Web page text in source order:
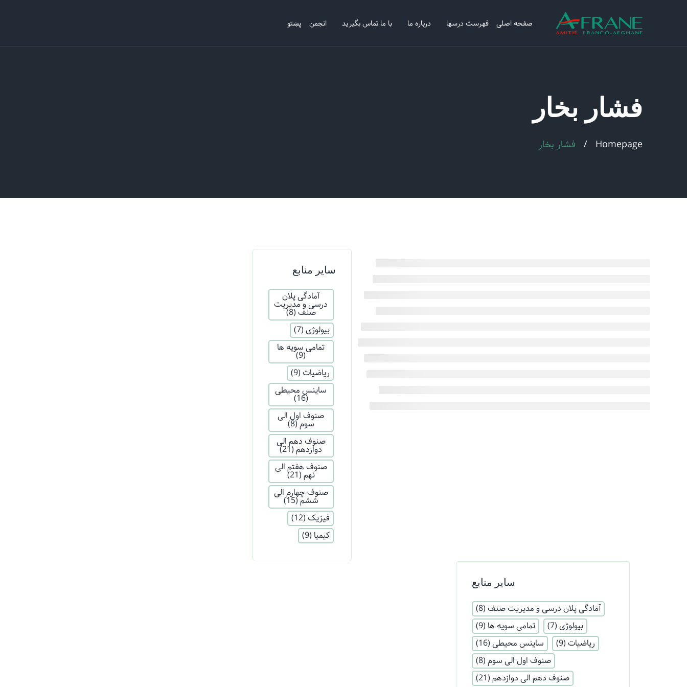
صفحه اصلی فهرست درسها درباره ما با ما تماس بگیرید انجمن پښتو
فشار بخار
Homepage فشار بخار
سایر منابع
آمادگی پلان
درسی و مدیریت
صنف (8)
بیولوژی(7)
تمامی سویه ها
(9)
ریاضیات(9)
ساینس محیطی
(16)
صنوف اول الی
سوم(8)
صنوف دهم الی
دوازدهم(21)
صنوف هفتم الی
نهم (21)
صنوف چهارم الی
ششم(15)
فیزیک(12)
کیمیا (9)
سایر منابع
آمادگی پلان درسی و مدیریت صنف (8)
بیولوژی (7) تمامی سویه ها (9)
ریاضیات (9) ساینس محیطی (16)
صنوف اول الی سوم (8)
صنوف دهم الی دوازدهم (21)